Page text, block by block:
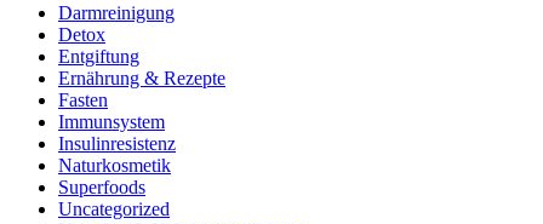
Darmreinigung
Detox
Entgiftung
Ernährung & Rezepte
Fasten
Immunsystem
Insulinresistenz
Naturkosmetik
Superfoods
Uncategorized